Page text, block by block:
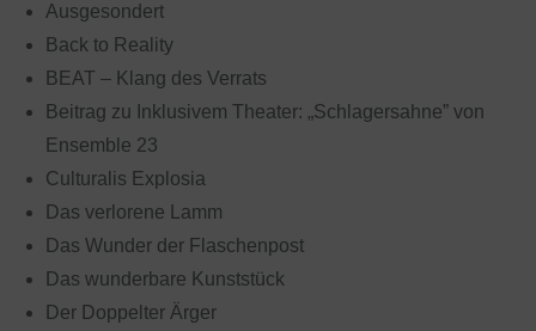
Ausgesondert
Back to Reality
BEAT – Klang des Verrats
Beitrag zu Inklusivem Theater: „Schlagersahne” von
Ensemble 23
Culturalis Explosia
Das verlorene Lamm
Das Wunder der Flaschenpost
Das wunderbare Kunststück
Der Doppelter Ärger